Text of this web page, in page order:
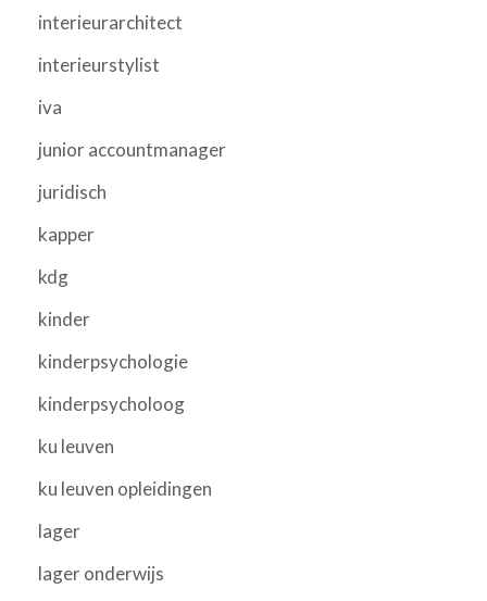
interieurarchitect
interieurstylist
iva
junior accountmanager
juridisch
kapper
kdg
kinder
kinderpsychologie
kinderpsycholoog
ku leuven
ku leuven opleidingen
lager
lager onderwijs